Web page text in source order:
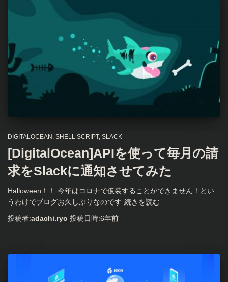
DIGITALOCEAN SHELL SCRIPT SLACK
[DigitalOcean]APIを使って毎月の請
求をSlackに通知させてみた
Halloween！！ 今年はコロナで仮装することができません！とい
うわけでブログお久しぶりなのです 続きを読む
投稿者:adachi.ryo 投稿日時:6年前